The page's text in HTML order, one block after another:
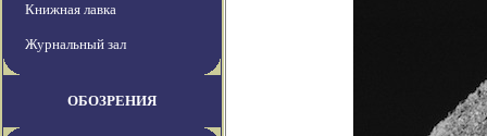
Книжная лавка
Журнальный зал
ОБОЗРЕНИЯ